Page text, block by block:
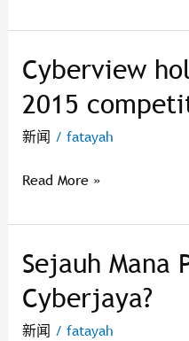
Cyberview
2015
新闻 / fatayah
Cyberview
holds
Robo
Race
competition
Read More »
Sejauh Mana
Cyberjaya?
新闻 / fatayah
Sejauh
Mana
Pintarnya
Cyberjaya?